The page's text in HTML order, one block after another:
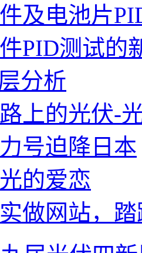
及电池片
PID测试的
分析
上的光伏-
号迫降日本
的爱恋
做网站，